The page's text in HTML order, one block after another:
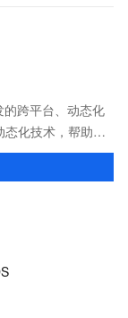
跨平台、动态化
化技术，帮助客
性能体验。